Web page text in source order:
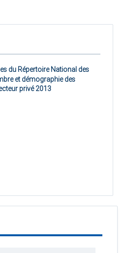
du Répertoire National des
et démographie des
privé 2013